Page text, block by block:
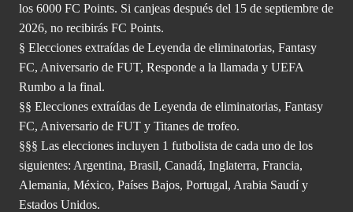
los 6000 FC Points. Si canjeas después del 15 de septiembre de
2026, no recibirás FC Points.
§ Elecciones extraídas de Leyenda de eliminatorias, Fantasy
FC, Aniversario de FUT, Responde a la llamada y UEFA
Rumbo a la final.
§§ Elecciones extraídas de Leyenda de eliminatorias, Fantasy
FC, Aniversario de FUT y Titanes de trofeo.
§§§ Las elecciones incluyen 1 futbolista de cada uno de los
siguientes: Argentina, Brasil, Canadá, Inglaterra, Francia,
Alemania, México, Países Bajos, Portugal, Arabia Saudí y
Estados Unidos.